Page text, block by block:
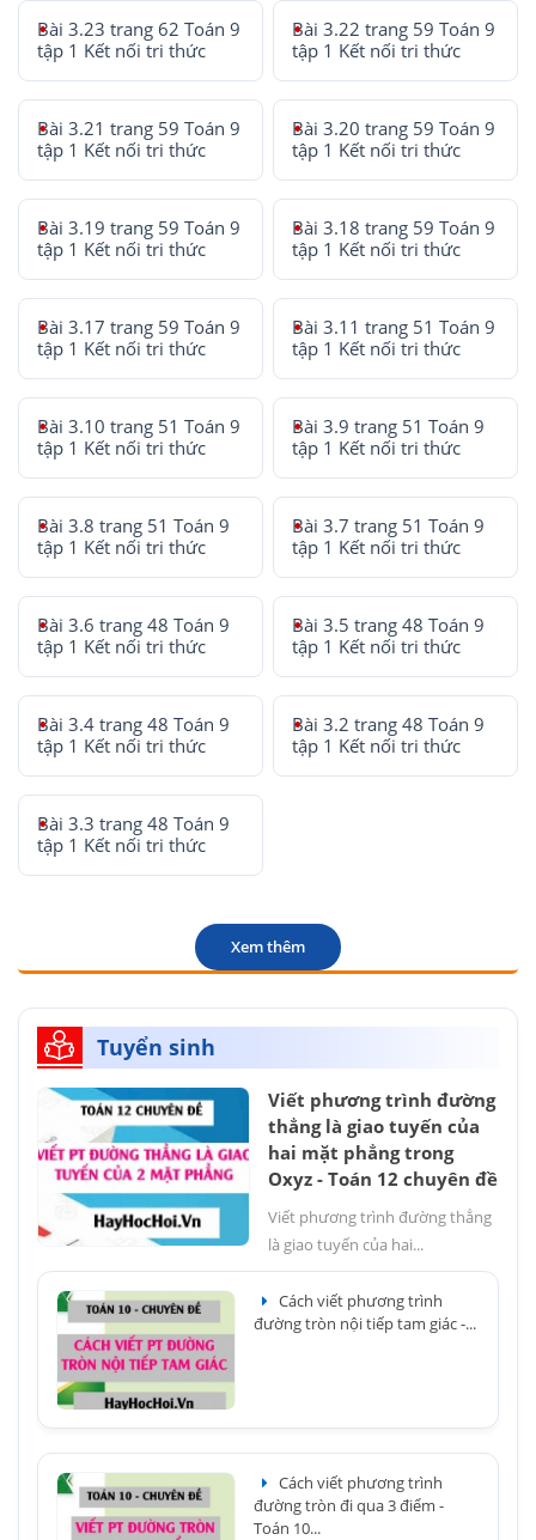
Bài 3.23 trang 62 Toán 9
tập 1 Kết nối tri thức
Bài 3.22 trang 59 Toán 9
tập 1 Kết nối tri thức
Bài 3.21 trang 59 Toán 9
tập 1 Kết nối tri thức
Bài 3.20 trang 59 Toán 9
tập 1 Kết nối tri thức
Bài 3.19 trang 59 Toán 9
tập 1 Kết nối tri thức
Bài 3.18 trang 59 Toán 9
tập 1 Kết nối tri thức
Bài 3.17 trang 59 Toán 9
tập 1 Kết nối tri thức
Bài 3.11 trang 51 Toán 9
tập 1 Kết nối tri thức
Bài 3.10 trang 51 Toán 9
tập 1 Kết nối tri thức
Bài 3.9 trang 51 Toán 9
tập 1 Kết nối tri thức
Bài 3.8 trang 51 Toán 9
tập 1 Kết nối tri thức
Bài 3.7 trang 51 Toán 9
tập 1 Kết nối tri thức
Bài 3.6 trang 48 Toán 9
tập 1 Kết nối tri thức
Bài 3.5 trang 48 Toán 9
tập 1 Kết nối tri thức
Bài 3.4 trang 48 Toán 9
tập 1 Kết nối tri thức
Bài 3.2 trang 48 Toán 9
tập 1 Kết nối tri thức
Bài 3.3 trang 48 Toán 9
tập 1 Kết nối tri thức
Xem thêm
Tuyển sinh
Viết phương trình đường
thẳng là giao tuyến của
hai mặt phẳng trong
Oxyz - Toán 12 chuyên đề
Viết phương trình đường thẳng
là giao tuyến của hai...
Cách viết phương trình
đường tròn nội tiếp tam giác -...
Cách viết phương trình
đường tròn đi qua 3 điểm -
Toán 10...